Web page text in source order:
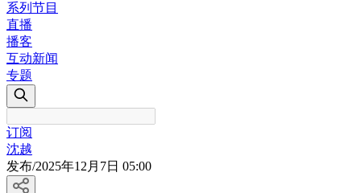
系列节目
直播
播客
互动新闻
专题
订阅
沈越
发布/2025年12月7日 05:00